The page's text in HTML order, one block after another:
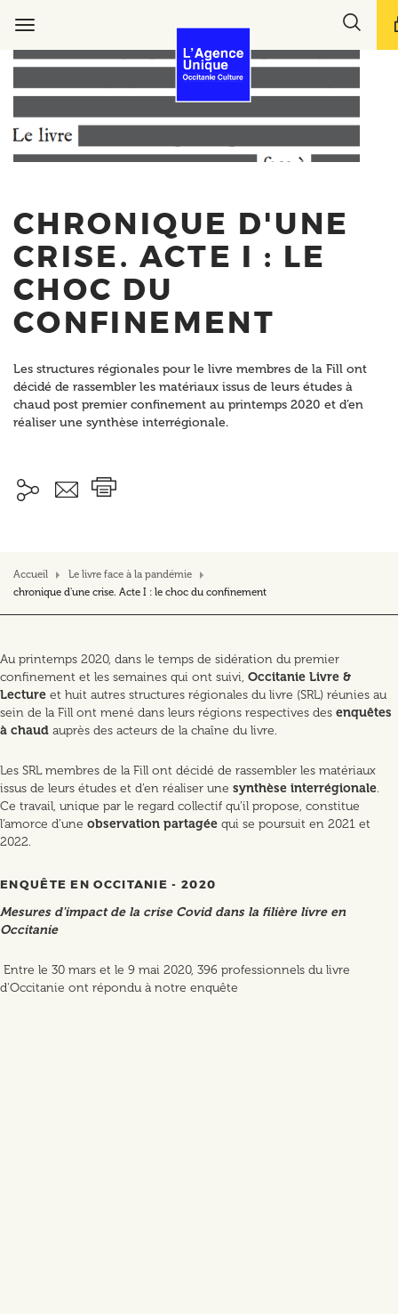
principal
navigation
CHRONIQUE D'UNE
CRISE. ACTE I : LE
CHOC DU
CONFINEMENT
Les structures régionales pour le livre membres de la Fill ont
décidé de rassembler les matériaux issus de leurs études à
chaud post premier confinement au printemps 2020 et d’en
réaliser une synthèse interrégionale.
Accueil
Le livre face à la pandémie
chronique d'une crise. Acte I : le choc du confinement
Au printemps 2020, dans le temps de sidération du premier
confinement et les semaines qui ont suivi, Occitanie Livre &
Lecture et huit autres structures régionales du livre (SRL) réunies au
sein de la Fill ont mené dans leurs régions respectives des enquêtes
à chaud auprès des acteurs de la chaîne du livre.
Les SRL membres de la Fill ont décidé de rassembler les matériaux
issus de leurs études et d’en réaliser une synthèse interrégionale.
Ce travail, unique par le regard collectif qu’il propose, constitue
l’amorce d’une observation partagée qui se poursuit en 2021 et
2022.
ENQUÊTE EN OCCITANIE - 2020
Mesures d'impact de la crise Covid dans la filière livre en
Occitanie
Entre le 30 mars et le 9 mai 2020, 396 professionnels du livre
d'Occitanie ont répondu à notre enquête